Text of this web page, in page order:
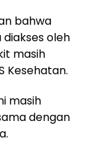
bahwa
oleh
masih
Kesehatan.
masih
dengan